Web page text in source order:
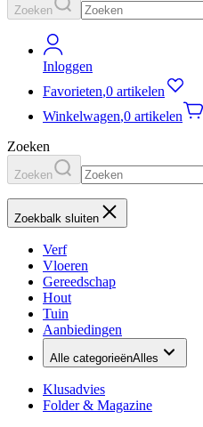
Zoeken
Inloggen
Favorieten,0 artikelen
Winkelwagen,0 artikelen
Zoeken
Zoeken
Zoekbalk sluiten
Verf
Vloeren
Gereedschap
Hout
Tuin
Aanbiedingen
Alle categorieënAlles
Klusadvies
Folder & Magazine